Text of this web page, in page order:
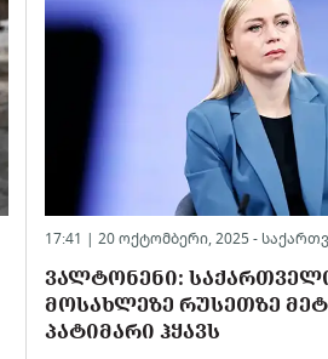
17:41 | 20 ოქტომბერი, 2025 -
ᲕᲐᲚᲢᲝᲜᲔᲜᲘ:
ᲛᲝᲡᲐᲮᲚᲔᲖᲔ ᲠᲣᲡᲔᲗᲖᲔ
ᲞᲐᲢᲘᲛᲐᲠᲘ ᲰᲧᲐᲕᲡ